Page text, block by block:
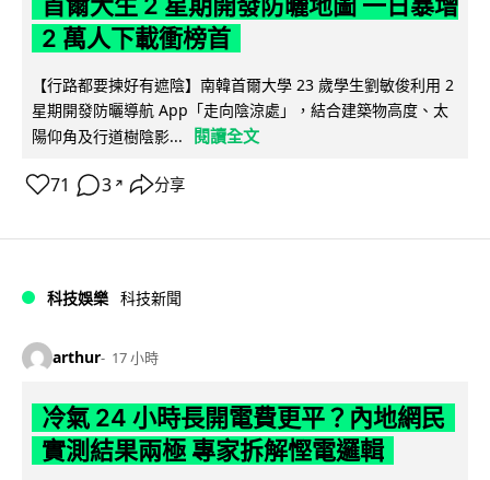
2 萬人下載衝榜首
【行路都要揀好有遮陰】南韓首爾大學 23 歲學生劉敏俊利用 2
星期開發防曬導航 App「走向陰涼處」，結合建築物高度、太
陽仰角及行道樹陰影...
閱讀全文
71 3 ↗ 分享
科技娛樂 科技新聞
arthur 17 小時
冷氣 24 小時長開電費更平？內地網民
實測結果兩極 專家拆解慳電邏輯